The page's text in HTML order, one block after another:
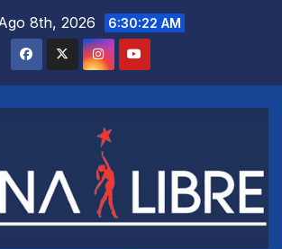
8th, 2026 6:30:23 AM